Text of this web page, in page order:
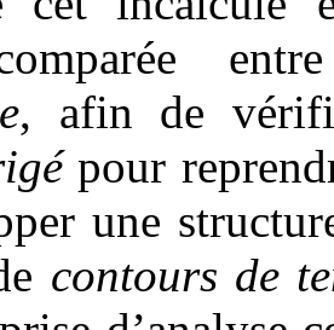
, afin de
pour
une
contours de